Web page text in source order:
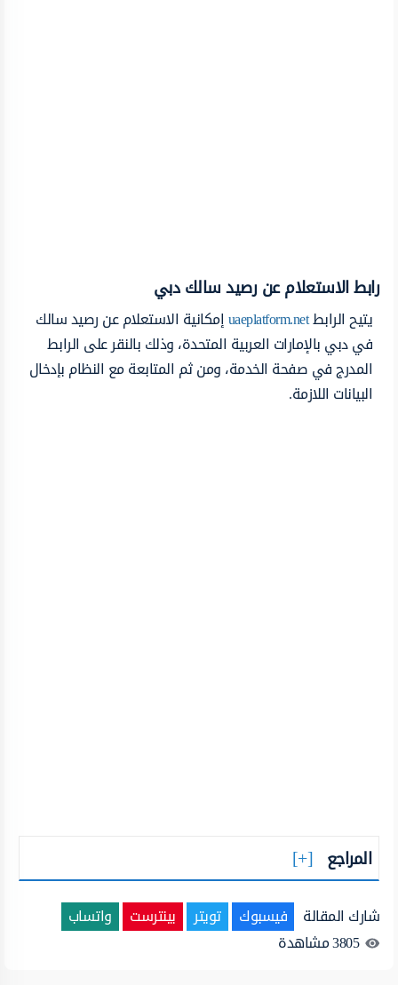
رابط الاستعلام عن رصيد سالك دبي
يتيح الرابطuaeplatform.netإمكانية الاستعلام عن رصيد سالك
في دبي بالإمارات العربية المتحدة، وذلك بالنقر على الرابط
المدرج في صفحة الخدمة، ومن ثم المتابعة مع النظام بإدخال
البيانات اللازمة.
المراجع
شارك المقالة فيسبوك تويتر بينترست
واتساب
3805مشاهدة